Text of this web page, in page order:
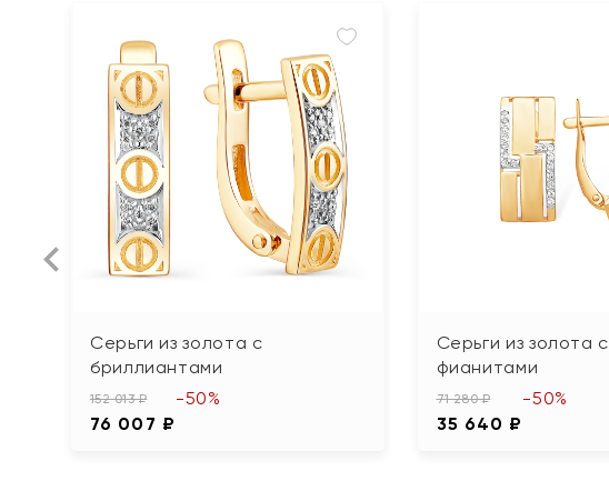
Серьги из золота с
бриллиантами
152 013 ₽
76 007 ₽
-50%
Серьги из золота с
фианитами
71 280 ₽
35 640 ₽
-50%